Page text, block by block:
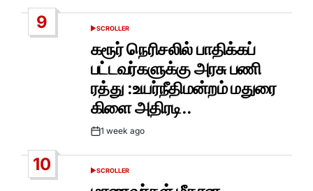
9
POSTED
SCROLLER
கரூர் நெரிசலில் பாதிக்கப்
பட்டவர்களுக்கு அரசு பணி
ரத்து :உயர்நீதிமன்றம் மதுரை
கிளை அதிரடி..
Post1 week ago
10
POSTED
SCROLLER